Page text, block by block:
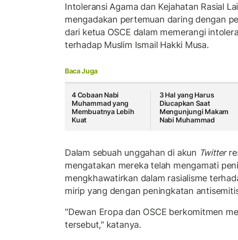
Intoleransi Agama dan Kejahatan Rasial
mengadakan pertemuan daring dengan
dari ketua OSCE dalam memerangi
terhadap Muslim Ismail Hakki Musa.
Baca Juga
4 Cobaan Nabi
Muhammad yang
Membuatnya Lebih
Kuat
3 Hal yang Harus
Diucapkan Saat
Mengunjungi Makam
Nabi Muhammad
Dalam sebuah unggahan di akun Twitter
mengatakan mereka telah mengamati
mengkhawatirkan dalam rasialisme
mirip yang dengan peningkatan
"Dewan Eropa dan OSCE berkomitmen
tersebut," katanya.